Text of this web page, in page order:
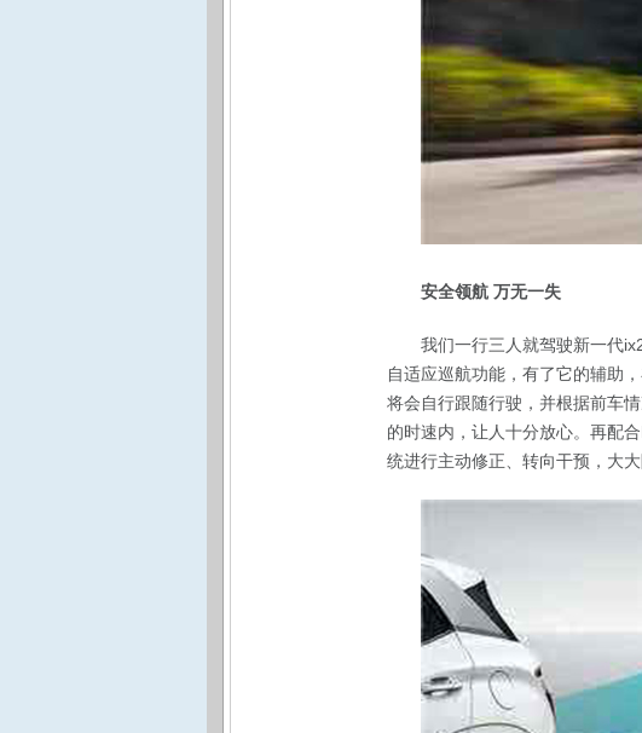
安全领航 万无一失
我们一行三人就驾驶新一代
自适应巡航功能，有了它的辅助
将会自行跟随行驶，并根据前车
的时速内，让人十分放心。再配
统进行主动修正、转向干预，大